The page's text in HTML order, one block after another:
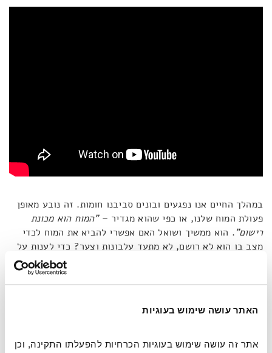
האתר עושה שימוש בעוגיות
במהלך החיים אנו נפגעים ובונים סביבנו חומות. זה נובע מאופן
פעולת המוח שלנו, או כפי שהוא מגדיר –"המוח הוא מכונת
רישום". הוא ממשיך ושואל האם אפשרי להביא את המוח לכדי
מצב בו הוא לא רושם, לא מתעד עלבונות וצער? כדי לענות על
כך הוא מסביר כי הישות שנפגעת, היא לא בהכרח משהו
קונקרטי, אלא משהו שיצרנו ויצרו עבורנו עם השנים –
והוא הדימוי העצמי שלנו. אז אם נבין מה המנגנון שיוצר את
להפסיק את הסבל.